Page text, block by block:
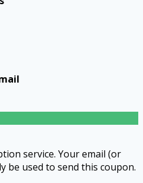
service. Your email (or
be used to send this coupon.